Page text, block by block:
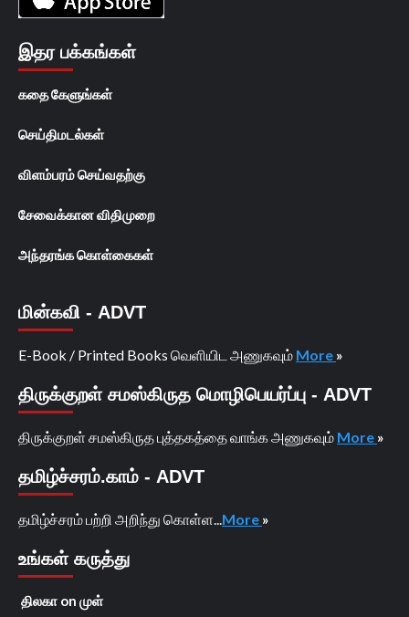
இதர பக்கங்கள்
கதை கேளுங்கள்
செய்திமடல்கள்
விளம்பரம் செய்வதற்கு
சேவைக்கான விதிமுறை
அந்தரங்க கொள்கைகள்
மின்கவி - ADVT
E-Book / Printed Books வெளியிட அணுகவும் More »
திருக்குறள் சமஸ்கிருத மொழிபெயர்ப்பு - ADVT
திருக்குறள் சமஸ்கிருத புத்தகத்தை வாங்க அணுகவும் More »
தமிழ்ச்சரம்.காம் - ADVT
தமிழ்ச்சரம் பற்றி அறிந்து கொள்ள... More »
உங்கள் கருத்து
திலகா on முள்